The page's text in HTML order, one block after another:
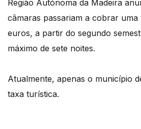
Região Autónoma da Madeira
câmaras passariam a cobrar uma
euros, a partir do segundo
máximo de sete noites.
Atualmente, apenas o município
taxa turística.